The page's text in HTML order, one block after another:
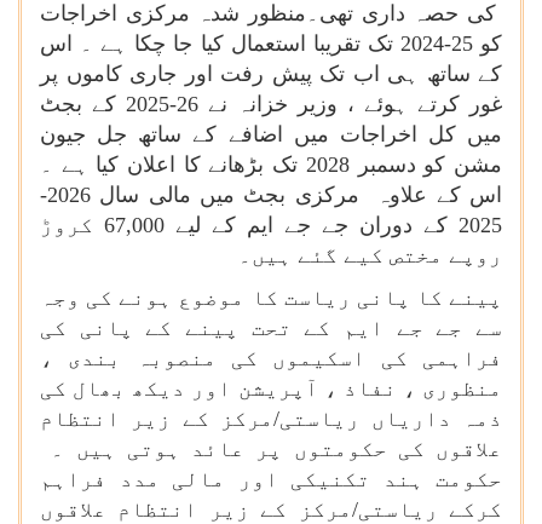
کی حصہ داری تھی۔منظور شدہ مرکزی اخراجات
کو 25-2024 تک تقریبا استعمال کیا جا چکا ہے ۔ اس
کے ساتھ ہی اب تک پیش رفت اور جاری کاموں پر
غور کرتے ہوئے ، وزیر خزانہ نے 26-2025 کے بجٹ
میں کل اخراجات میں اضافے کے ساتھ جل جیون
مشن کو دسمبر 2028 تک بڑھانے کا اعلان کیا ہے ۔
اس کے علاوہ مرکزی بجٹ میں مالی سال 2026-
2025 کے دوران جے جے ایم کے لیے 67,000 کروڑ
روپے مختص کیے گئے ہیں۔
پینے کا پانی ریاست کا موضوع ہونے کی وجہ
سے جے جے ایم کے تحت پینے کے پانی کی
فراہمی کی اسکیموں کی منصوبہ بندی ،
منظوری ، نفاذ ، آپریشن اور دیکھ بھال کی
ذمہ داریاں ریاستی/مرکز کے زیر انتظام
علاقوں کی حکومتوں پر عائد ہوتی ہیں ۔
حکومت ہند تکنیکی اور مالی مدد فراہم
کرکے ریاستی/مرکز کے زیر انتظام علاقوں